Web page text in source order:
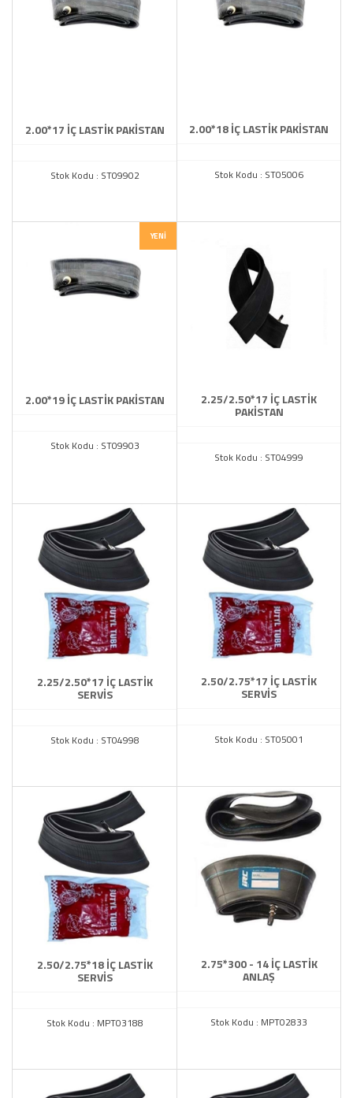
2.00*17 İÇ LASTİK PAKİSTAN
Stok Kodu : ST09902
2.00*18 İÇ LASTİK PAKİSTAN
Stok Kodu : ST05006
YENI
2.00*19 İÇ LASTİK PAKİSTAN
Stok Kodu : ST09903
2.25/2.50*17 İÇ LASTİK
PAKİSTAN
Stok Kodu : ST04999
2.25/2.50*17 İÇ LASTİK
SERVİS
Stok Kodu : ST04998
2.50/2.75*17 İÇ LASTİK
SERVİS
Stok Kodu : ST05001
2.50/2.75*18 İÇ LASTİK
SERVİS
Stok Kodu : MPT03188
2.75*300 - 14 İÇ LASTİK
ANLAŞ
Stok Kodu : MPT02833